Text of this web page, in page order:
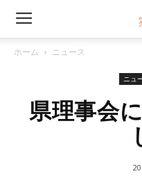
ホーム ニュース
ニュ
県理事会